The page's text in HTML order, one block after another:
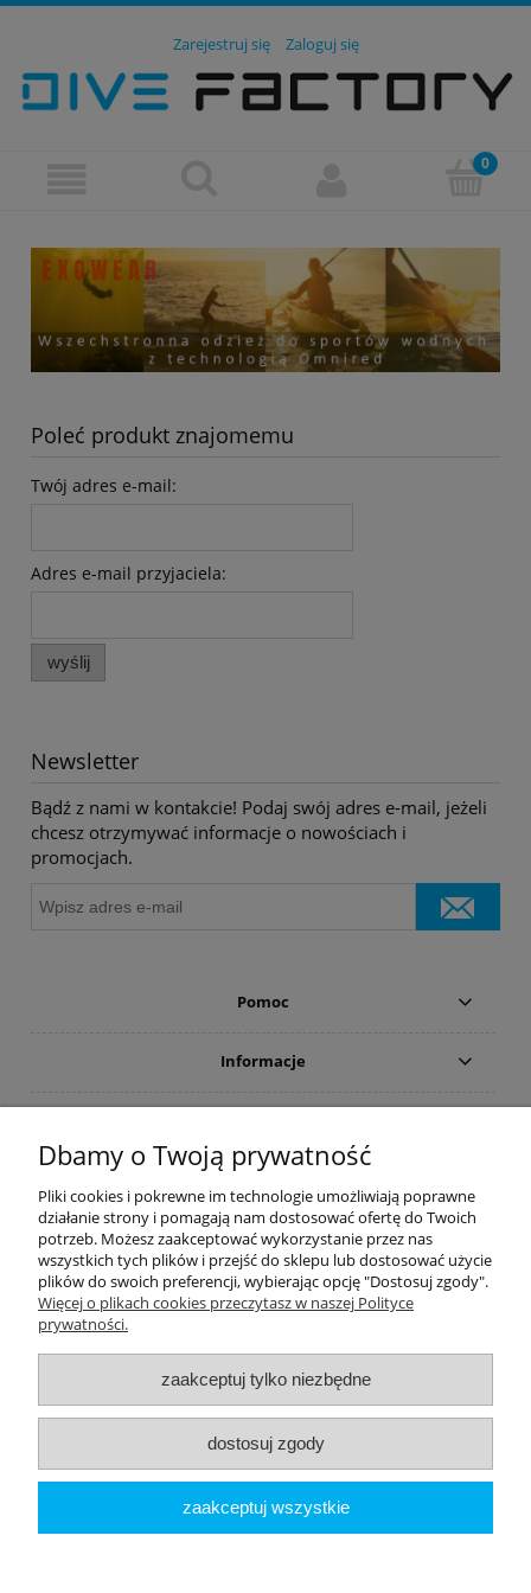
Zarejestruj się Zaloguj się
Poleć produkt znajomemu
Twój adres e-mail:
Adres e-mail przyjaciela:
wyślij
Newsletter
Bądź z nami w kontakcie! Podaj swój adres e-mail, jeżeli
chcesz otrzymywać informacje o nowościach i
promocjach.
Pomoc
Informacje
PRODUCENCI
Popularne kategorie
Dive Factory 24-aleja 29 Listopada 165-
woj. małopolskie - NIP 9452184931
tel.12 418 39 59-sklep@divefactory24.pl
pokaż pełną wersję strony
Sklep internetowy Shoper.pl
Dbamy o Twoją prywatność
Pliki cookies i pokrewne im technologie umożliwiają poprawne
działanie strony i pomagają nam dostosować ofertę do Twoich
potrzeb. Możesz zaakceptować wykorzystanie przez nas
wszystkich tych plików i przejść do sklepu lub dostosować użycie
plików do swoich preferencji, wybierając opcję "Dostosuj zgody".
Więcej o plikach cookies przeczytasz w naszej Polityce
prywatności.
zaakceptuj tylko niezbędne
dostosuj zgody
zaakceptuj wszystkie